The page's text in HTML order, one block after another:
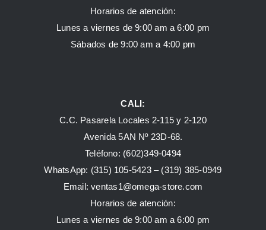
Horarios de atención:
Lunes a viernes de 9:00 am a 6:00 pm
Sábados de 9:00 am a 4:00 pm
CALI:
C.C. Pasarela Locales 2-115 y 2-120
Avenida 5AN Nº 23D-68.
Teléfono: (602)349-0494
WhatsApp: (315) 105-5423 – (319) 385-0949
Email:ventas1@omega-store.com
Horarios de atención:
Lunes a viernes de 9:00 am a 6:00 pm